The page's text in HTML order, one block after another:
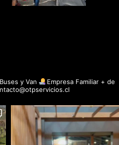
y Van
Empresa Familiar + de